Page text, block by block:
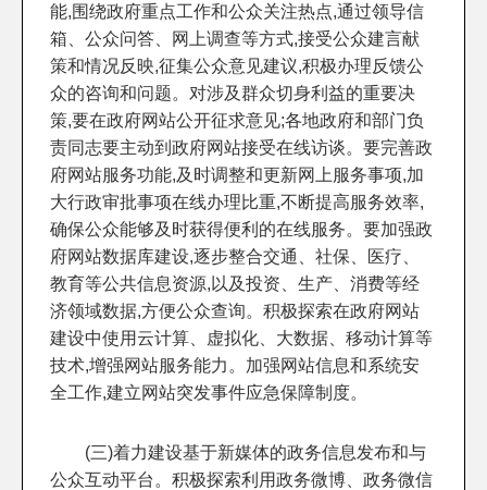
能,围绕政府重点工作和公众关注热点,通过领导信
箱、公众问答、网上调查等方式,接受公众建言献
策和情况反映,征集公众意见建议,积极办理反馈公
众的咨询和问题。对涉及群众切身利益的重要决
策,要在政府网站公开征求意见;各地政府和部门负
责同志要主动到政府网站接受在线访谈。要完善政
府网站服务功能,及时调整和更新网上服务事项,加
大行政审批事项在线办理比重,不断提高服务效率,
确保公众能够及时获得便利的在线服务。要加强政
府网站数据库建设,逐步整合交通、社保、医疗、
教育等公共信息资源,以及投资、生产、消费等经
济领域数据,方便公众查询。积极探索在政府网站
建设中使用云计算、虚拟化、大数据、移动计算等
技术,增强网站服务能力。加强网站信息和系统安
全工作,建立网站突发事件应急保障制度。
(三)着力建设基于新媒体的政务信息发布和与
公众互动平台。积极探索利用政务微博、政务微信